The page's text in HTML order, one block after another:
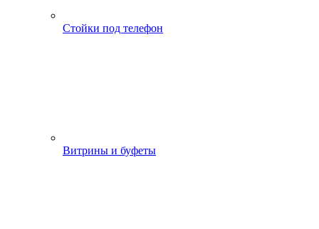
Стойки под телефон
Витрины и буфеты